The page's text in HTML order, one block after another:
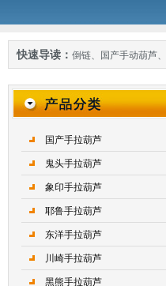
快速导读： 倒链、 国产手动葫芦、
国产手拉葫芦
鬼头手拉葫芦
象印手拉葫芦
耶鲁手拉葫芦
东洋手拉葫芦
川崎手拉葫芦
黑熊手拉葫芦